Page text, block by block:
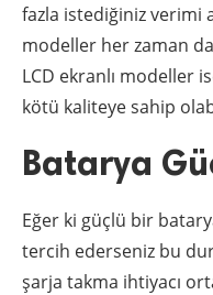
fazla istediğiniz verimi
modeller her zaman
LCD ekranlı modeller
kötü kaliteye sahip
Batarya
Eğer ki güçlü bir
tercih ederseniz bu
şarja takma ihtiyacı